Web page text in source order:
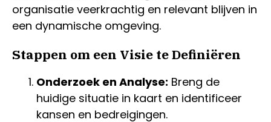
organisatie veerkrachtig en relevant blijven in
een dynamische omgeving.
Stappen om een Visie te Definiëren
Onderzoek en Analyse: Breng de
huidige situatie in kaart en identificeer
kansen en bedreigingen.